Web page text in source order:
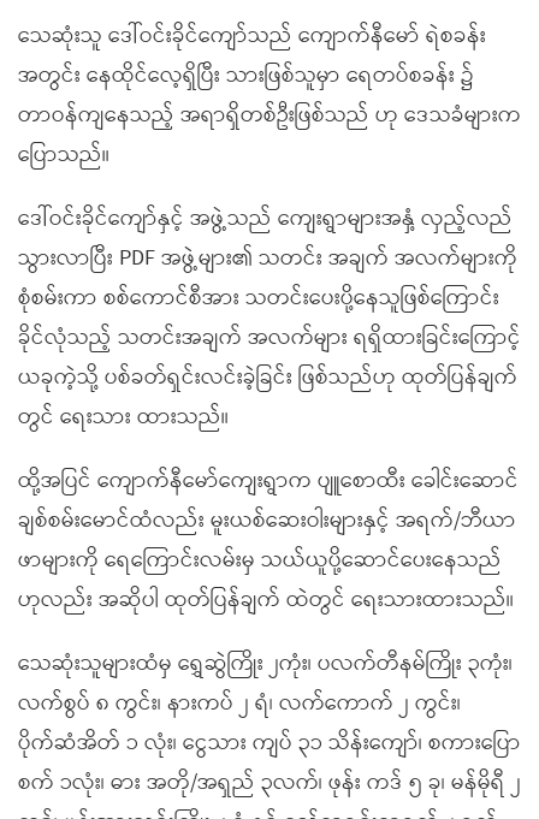
သေဆုံးသူ ဒေါ်ဝင်းခိုင်ကျော်သည် ကျောက်နီမော် ရဲစခန်း
အတွင်း နေထိုင်လေ့ရှိပြီး သားဖြစ်သူမှာ ရေတပ်စခန်း ၌
တာဝန်ကျနေသည့် အရာရှိတစ်ဦးဖြစ်သည် ဟု ဒေသခံများက
ပြောသည်။
ဒေါ်ဝင်းခိုင်ကျော်နှင့် အဖွဲ့သည် ကျေးရွာများအနှံ့ လှည့်လည်
သွားလာပြီး PDF အဖွဲ့များ၏ သတင်း အချက် အလက်များကို
စုံစမ်းကာ စစ်ကောင်စီအား သတင်းပေးပို့နေသူဖြစ်ကြောင်း
ခိုင်လုံသည့် သတင်းအချက် အလက်များ ရရှိထားခြင်းကြောင့်
ယခုကဲ့သို့ ပစ်ခတ်ရှင်းလင်းခဲ့ခြင်း ဖြစ်သည်ဟု ထုတ်ပြန်ချက်
တွင် ရေးသား ထားသည်။
ထို့အပြင် ကျောက်နီမော်ကျေးရွာက ပျူစောထီး ခေါင်းဆောင်
ချစ်စမ်းမောင်ထံလည်း မူးယစ်ဆေးဝါးများနှင့် အရက်/ဘီယာ
ဖာများကို ရေကြောင်းလမ်းမှ သယ်ယူပို့ဆောင်ပေးနေသည်
ဟုလည်း အဆိုပါ ထုတ်ပြန်ချက် ထဲတွင် ရေးသားထားသည်။
သေဆုံးသူများထံမှ ရွှေဆွဲကြိုး ၂ကုံး၊ ပလက်တီနမ်ကြိုး ၃ကုံး၊
လက်စွပ် ၈ ကွင်း၊ နားကပ် ၂ ရံ၊ လက်ကောက် ၂ ကွင်း၊
ပိုက်ဆံအိတ် ၁ လုံး၊ ငွေသား ကျပ် ၃၁ သိန်းကျော်၊ စကားပြော
စက် ၁လုံး၊ ဓား အတို/အရှည် ၃လက်၊ ဖုန်း ကဒ် ၅ ခု၊ မန်မိုရီ ၂